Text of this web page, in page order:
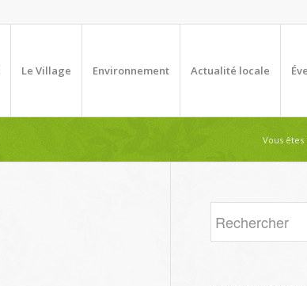
Le Village Environnement Actualité locale
Vous êtes